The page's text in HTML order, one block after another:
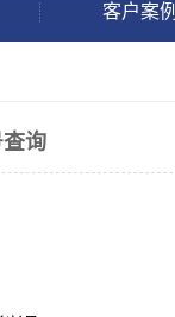
客户案例
询